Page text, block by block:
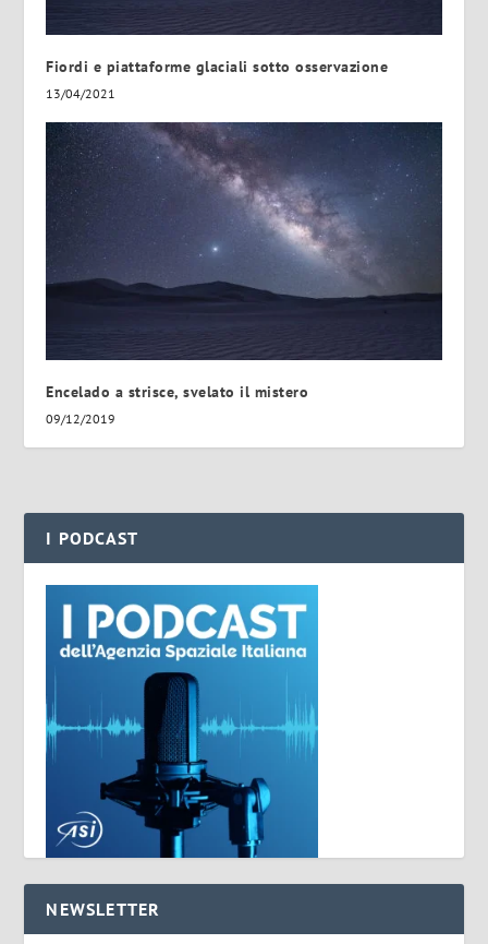
Fiordi e piattaforme glaciali sotto osservazione
13/04/2021
Encelado a strisce, svelato il mistero
09/12/2019
I PODCAST
NEWSLETTER